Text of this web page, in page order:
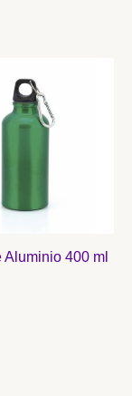
Aluminio 400 ml